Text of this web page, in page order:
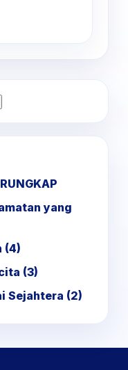
yang
(4)
(3)
Sejahtera (2)